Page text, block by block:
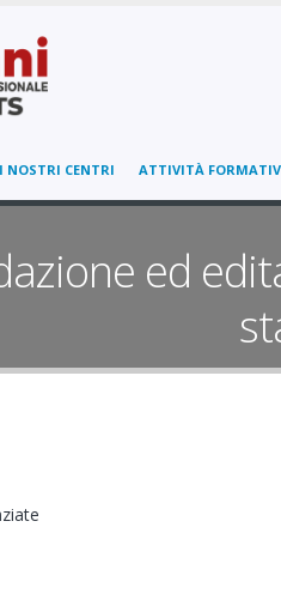
I NOSTRI CENTRI ATTIVITÀ
ed